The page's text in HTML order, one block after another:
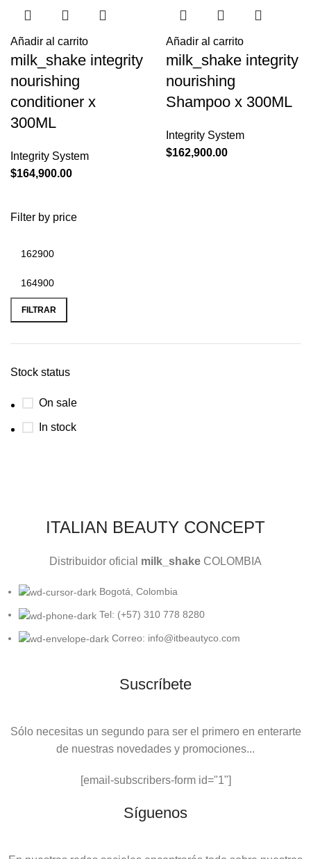
Filter by price
FILTRAR
Stock status
On sale
In stock
Añadir al carrito
milk_shake integrity
nourishing
conditioner x
300ML
Integrity System
$164,900.00
Añadir al carrito
milk_shake integrity
nourishing
Shampoo x 300ML
Integrity System
$162,900.00
ITALIAN BEAUTY CONCEPT
Distribuidor oficial milk_shake COLOMBIA
Bogotá, Colombia
Tel: (+57) 310 778 8280
Correo: info@itbeautyco.com
Suscríbete
Sólo necesitas un segundo para ser el primero en enterarte
de nuestras novedades y promociones...
[email-subscribers-form id="1"]
Síguenos